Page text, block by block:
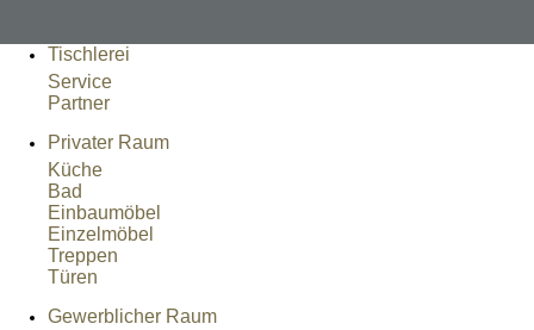
Tischlerei
Service
Partner
Privater Raum
Küche
Bad
Einbaumöbel
Einzelmöbel
Treppen
Türen
Gewerblicher Raum